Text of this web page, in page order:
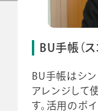
BU手帳（
BU手帳はシン
アレンジして
す。活用のポ